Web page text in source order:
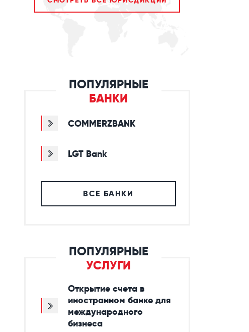
ПОПУЛЯРНЫЕ
БАНКИ
COMMERZBANK
LGT Bank
ВСЕ БАНКИ
ПОПУЛЯРНЫЕ
УСЛУГИ
Открытие счета в
иностранном банке для
международного
бизнеса